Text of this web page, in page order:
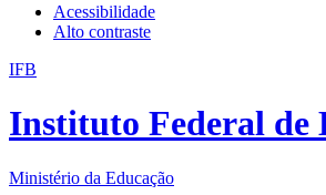
Acessibilidade
Alto contraste
IFB
Instituto Federal de
Ministério da Educação